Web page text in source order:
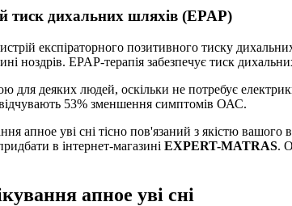
тиск дихальних шляхів (EPAP)
експіраторного позитивного тиску
ноздрів. EPAP-терапія забезпечує тиск
для деяких людей, оскільки не потребує
53% зменшення симптомів ОАС.
апное уві сні тісно пов'язаний з якістю
в інтернет-магазині EXPERT-MATRAS.
апное уві сні